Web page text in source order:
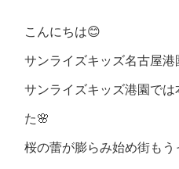
こんにちは😊
サンライズキッズ名古屋港
サンライズキッズ港園で
た🌸
桜の蕾が膨らみ始め街もう